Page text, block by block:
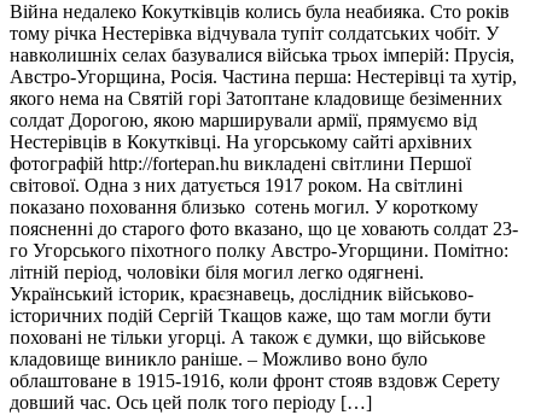
Війна недалеко Кокутківців колись була неабияка. Сто років
тому річка Нестерівка відчувала тупіт солдатських чобіт. У
навколишніх селах базувалися війська трьох імперій: Прусія,
Австро-Угорщина, Росія. Частина перша: Нестерівці та хутір,
якого нема на Святій горі Затоптане кладовище безіменних
солдат Дорогою, якою марширували армії, прямуємо від
Нестерівців в Кокутківці. На угорському сайті архівних
фотографій http://fortepan.hu викладені світлини Першої
світової. Одна з них датується 1917 роком. На світлині
показано поховання близько сотень могил. У короткому
поясненні до старого фото вказано, що це ховають солдат 23-
го Угорського піхотного полку Австро-Угорщини. Помітно:
літній період, чоловіки біля могил легко одягнені.
Український історик, краєзнавець, дослідник військово-
історичних подій Сергій Ткащов каже, що там могли бути
поховані не тільки угорці. А також є думки, що військове
кладовище виникло раніше. – Можливо воно було
облаштоване в 1915-1916, коли фронт стояв вздовж Серету
довший час. Ось цей полк того періоду […]